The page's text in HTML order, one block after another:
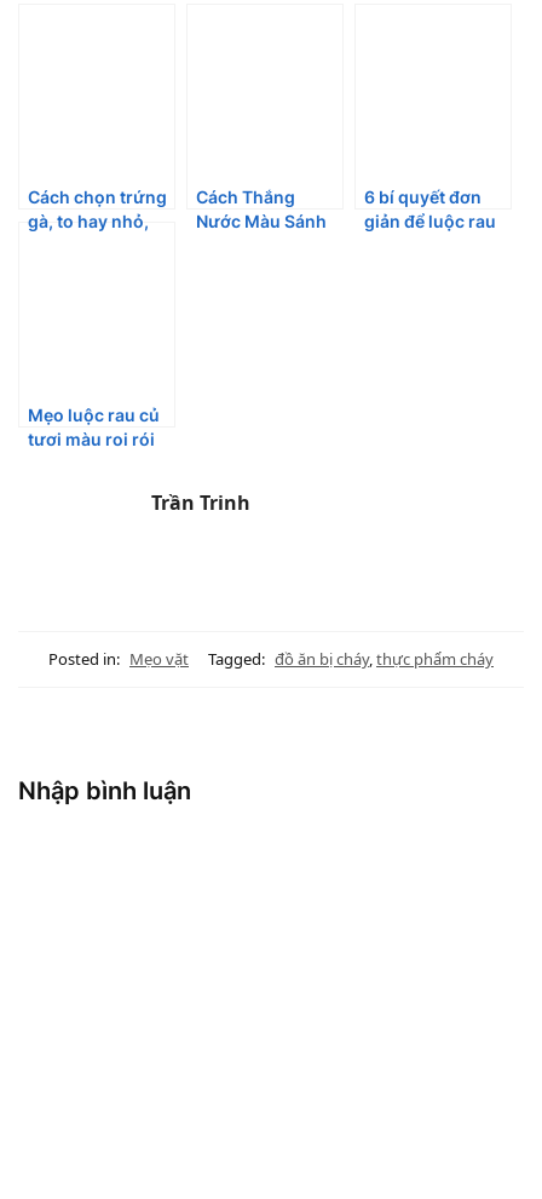
Cách chọn trứng
gà, to hay nhỏ,
Cách Thắng
Nước Màu Sánh
6 bí quyết đơn
giản để luộc rau
Mẹo luộc rau củ
tươi màu roi rói
Trần Trinh
Posted in: Mẹo vặt Tagged: đồ ăn bị cháy,thực phẩm cháy
Nhập bình luận